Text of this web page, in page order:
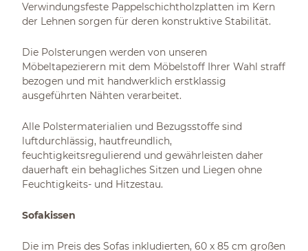
Verwindungsfeste Pappelschichtholzplatten im Kern
der Lehnen sorgen für deren konstruktive Stabilität.
Die Polsterungen werden von unseren
Möbeltapezierern mit dem Möbelstoff Ihrer Wahl straff
bezogen und mit handwerklich erstklassig
ausgeführten Nähten verarbeitet.
Alle Polstermaterialien und Bezugsstoffe sind
luftdurchlässig, hautfreundlich,
feuchtigkeitsregulierend und gewährleisten daher
dauerhaft ein behagliches Sitzen und Liegen ohne
Feuchtigkeits- und Hitzestau.
Sofakissen
Die im Preis des Sofas inkludierten, 60 x 85 cm großen